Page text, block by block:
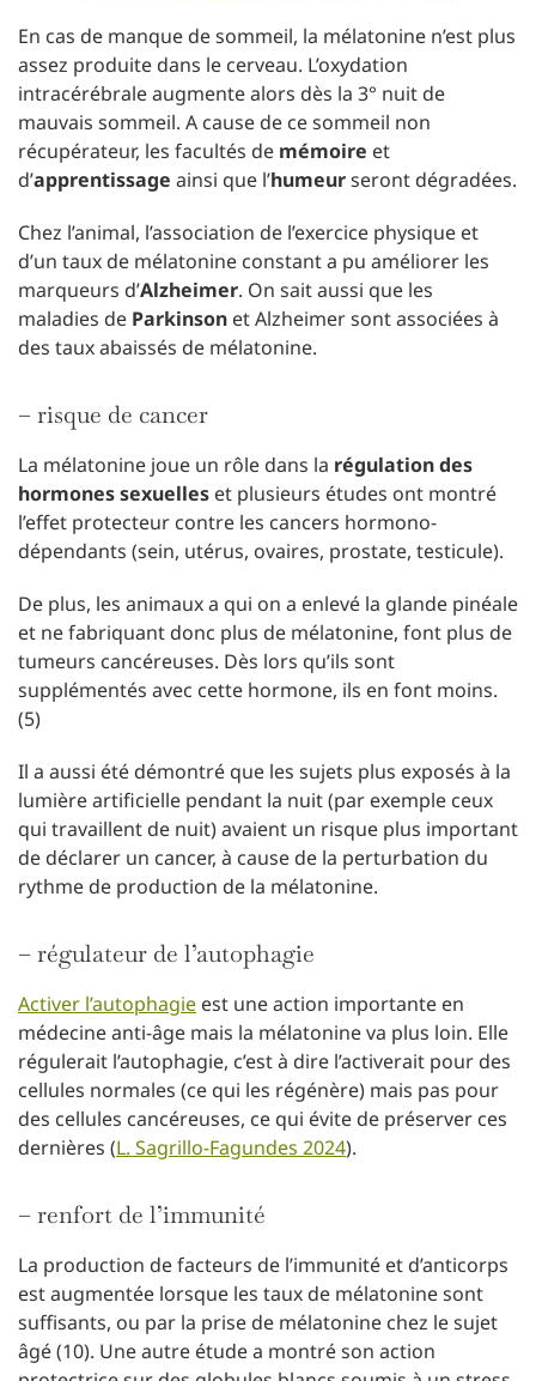
En cas de manque de sommeil, la mélatonine n’est plus
assez produite dans le cerveau. L’oxydation
intracérébrale augmente alors dès la 3° nuit de
mauvais sommeil. A cause de ce sommeil non
récupérateur, les facultés de mémoire et
d’apprentissage ainsi que l’humeurseront dégradées.
Chez l’animal, l’association de l’exercice physique et
d’un taux de mélatonine constant a pu améliorer les
marqueurs d’Alzheimer. On sait aussi que les
maladies de Parkinson et Alzheimer sont associées à
des taux abaissés de mélatonine.
– risque de cancer
La mélatonine joue un rôle dans la régulation des
hormones sexuelles et plusieurs études ont montré
l’effet protecteur contre les cancers hormono-
dépendants (sein, utérus, ovaires, prostate, testicule).
De plus, les animaux a qui on a enlevé la glande pinéale
et ne fabriquant donc plus de mélatonine, font plus de
tumeurs cancéreuses. Dès lors qu’ils sont
supplémentés avec cette hormone, ils en font moins.
(5)
Il a aussi été démontré que les sujets plus exposés à la
lumière artificielle pendant la nuit (par exemple ceux
qui travaillent de nuit) avaient un risque plus important
de déclarer un cancer, à cause de la perturbation du
rythme de production de la mélatonine.
– régulateur de l’autophagie
Activer l’autophagie est une action importante en
médecine anti-âge mais la mélatonine va plus loin. Elle
régulerait l’autophagie, c’est à dire l’activerait pour des
cellules normales (ce qui les régénère) mais pas pour
des cellules cancéreuses, ce qui évite de préserver ces
dernières (L. Sagrillo-Fagundes 2024).
– renfort de l’immunité
La production de facteurs de l’immunité et d’anticorps
est augmentée lorsque les taux de mélatonine sont
suffisants, ou par la prise de mélatonine chez le sujet
âgé (10). Une autre étude a montré son action